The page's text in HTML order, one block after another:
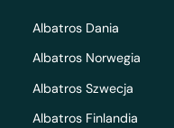
Albatros Dania
Albatros Norwegia
Albatros Szwecja
Albatros Finlandia